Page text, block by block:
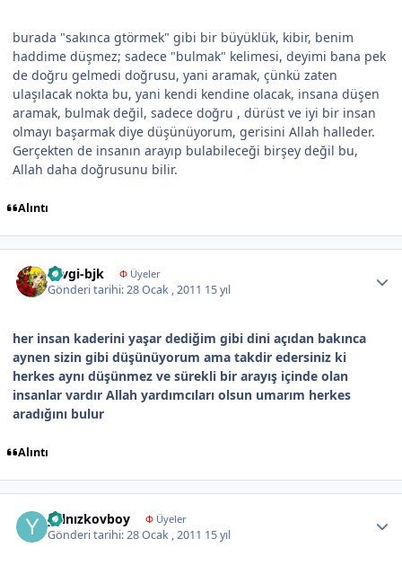
burada "sakınca gtörmek" gibi bir büyüklük, kibir, benim
haddime düşmez; sadece "bulmak" kelimesi, deyimi bana pek
de doğru gelmedi doğrusu, yani aramak, çünkü zaten
ulaşılacak nokta bu, yani kendi kendine olacak, insana düşen
aramak, bulmak değil, sadece doğru , dürüst ve iyi bir insan
olmayı başarmak diye düşünüyorum, gerisini Allah halleder.
Gerçekten de insanın arayıp bulabileceği birşey değil bu,
Allah daha doğrusunu bilir.
Alıntı
sevgi-bjk ΦÜyeler
Gönderi tarihi:28 Ocak , 2011 15 yıl
her insan kaderini yaşar dediğim gibi dini açıdan bakınca
aynen sizin gibi düşünüyorum ama takdir edersiniz ki
herkes aynı düşünmez ve sürekli bir arayış içinde olan
insanlar vardır Allah yardımcıları olsun umarım herkes
aradığını bulur
Alıntı
yalnızkovboy ΦÜyeler
Gönderi tarihi:28 Ocak , 2011 15 yıl